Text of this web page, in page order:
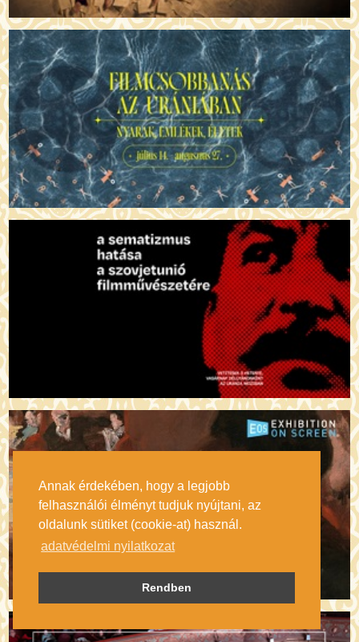
Annak érdekében, hogy a legjobb
felhasználói élményt tudjuk nyújtani, az
oldalunk sütiket (cookie-at) használ.
adatvédelmi nyilatkozat
Rendben